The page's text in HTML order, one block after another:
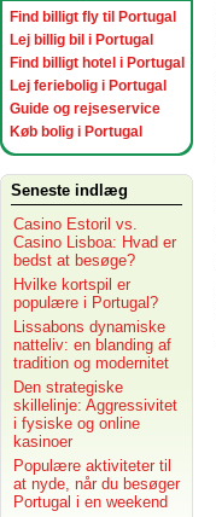
Find billigt fly til Portugal
Lej billig bil i Portugal
Find billigt hotel i Portugal
Lej feriebolig i Portugal
Guide og rejseservice
Køb bolig i Portugal
Seneste indlæg
Casino Estoril vs.
Casino Lisboa: Hvad er
bedst at besøge?
Hvilke kortspil er
populære i Portugal?
Lissabons dynamiske
natteliv: en blanding af
tradition og modernitet
Den strategiske
skillelinje: Aggressivitet
i fysiske og online
kasinoer
Populære aktiviteter til
at nyde, når du besøger
Portugal i en weekend